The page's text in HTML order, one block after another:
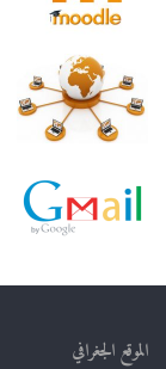
الموقع الجغرافي